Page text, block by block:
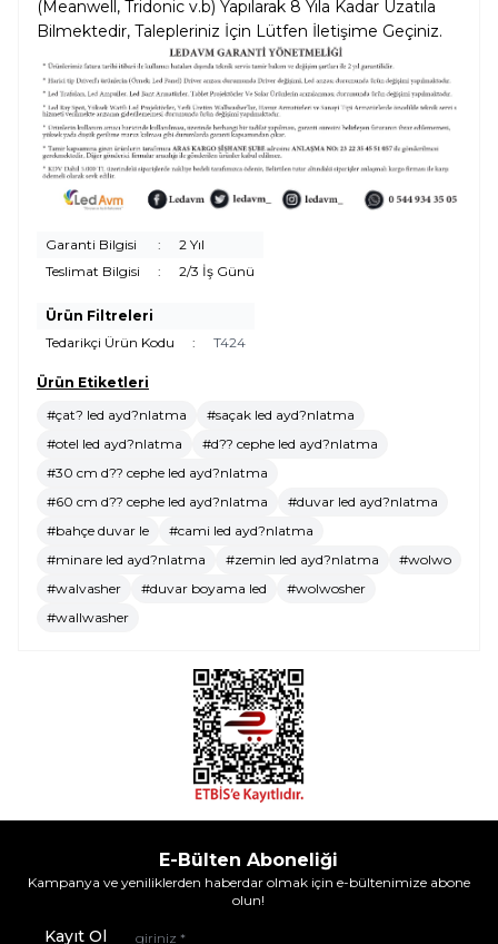
(Meanwell, Tridonic v.b) Yapılarak 8 Yıla Kadar Uzatıla
Bilmektedir, Talepleriniz İçin Lütfen İletişime Geçiniz.
Garanti Bilgisi :
2 Yıl
Teslimat Bilgisi
: 2/3 İş Günü
Ürün Filtreleri
Tedarikçi Ürün Kodu
: T424
Ürün Etiketleri
#çat? led ayd?nlatma
#saçak led ayd?nlatma
#otel led ayd?nlatma
#d?? cephe led ayd?nlatma
#30 cm d?? cephe led ayd?nlatma
#60 cm d?? cephe led ayd?nlatma
#duvar led ayd?nlatma
#bahçe duvar le
#cami led ayd?nlatma
#minare led ayd?nlatma
#zemin led ayd?nlatma
#wolwo
#walvasher
#duvar boyama led
#wolwosher
#wallwasher
E-Bülten Aboneliği
Kampanya ve yeniliklerden haberdar olmak için e-bültenimize abone
olun!
Kayıt Ol